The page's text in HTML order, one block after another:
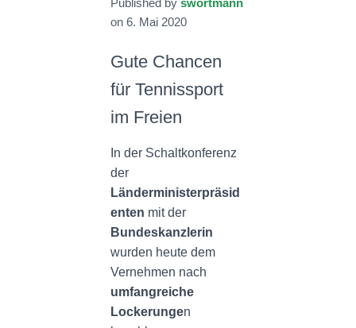
Published by swortmann
on 6. Mai 2020
Gute Chancen
für Tennissport
im Freien
In der Schaltkonferenz
der
Länderministerpräsid
enten mit der
Bundeskanzlerin
wurden heute dem
Vernehmen nach
umfangreiche
Lockerungen